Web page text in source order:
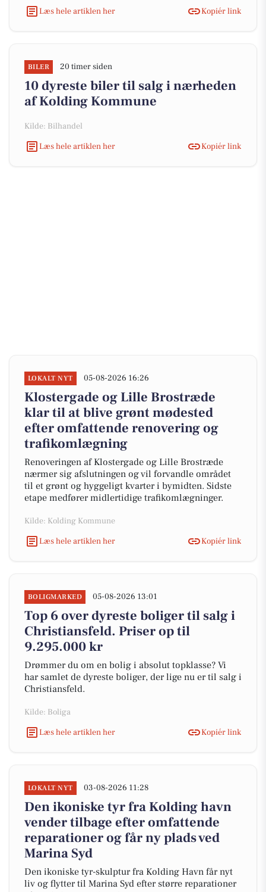
Læs hele artiklen her
Kopiér link
BILER 20 timer siden
10 dyreste biler til salg i nærheden
af Kolding Kommune
Kilde: Bilhandel
Læs hele artiklen her
Kopiér link
LOKALT NYT 05-08-2026 16:26
Klostergade og Lille Brostræde
klar til at blive grønt mødested
efter omfattende renovering og
trafikomlægning
Renoveringen af Klostergade og Lille Brostræde
nærmer sig afslutningen og vil forvandle området
til et grønt og hyggeligt kvarter i bymidten. Sidste
etape medfører midlertidige trafikomlægninger.
Kilde: Kolding Kommune
Læs hele artiklen her
Kopiér link
BOLIGMARKED 05-08-2026 13:01
Top 6 over dyreste boliger til salg i
Christiansfeld. Priser op til
9.295.000 kr
Drømmer du om en bolig i absolut topklasse? Vi
har samlet de dyreste boliger, der lige nu er til salg i
Christiansfeld.
Kilde: Boliga
Læs hele artiklen her
Kopiér link
LOKALT NYT 03-08-2026 11:28
Den ikoniske tyr fra Kolding havn
vender tilbage efter omfattende
reparationer og får ny plads ved
Marina Syd
Den ikoniske tyr-skulptur fra Kolding Havn får nyt
liv og flytter til Marina Syd efter større reparationer